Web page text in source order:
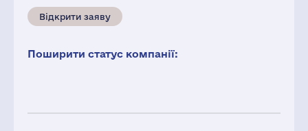
Відкрити заяву
Поширити статус компанії: